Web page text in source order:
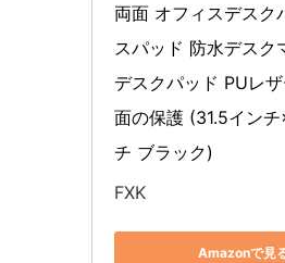
両面 オフィスデスク
スパッド 防水デスク
デスクパッド PUレ
面の保護 (31.5イン
チ ブラック)
FXK
Amazonで見